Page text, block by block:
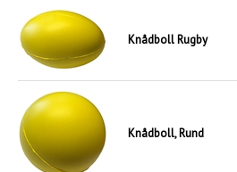
Knådboll Rugby
Knådboll, Rund